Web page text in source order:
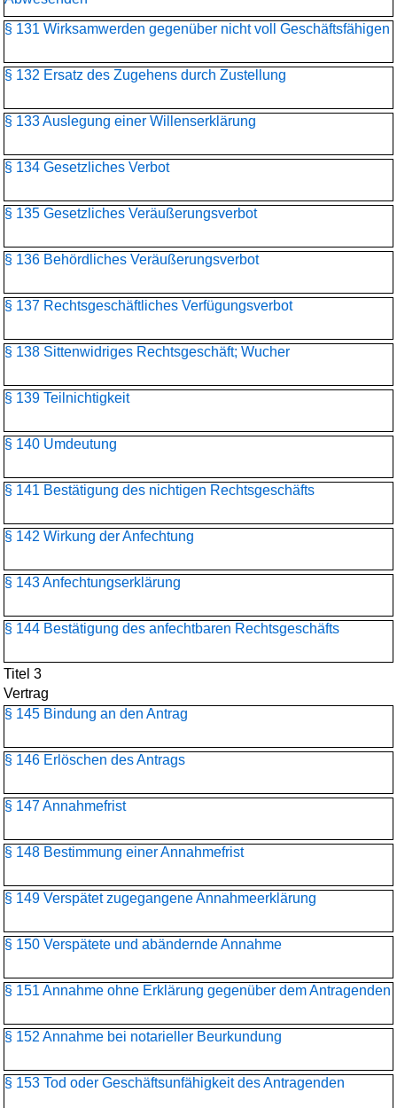
§ 131 Wirksamwerden gegenüber nicht voll Geschäftsfähigen
§ 132 Ersatz des Zugehens durch Zustellung
§ 133 Auslegung einer Willenserklärung
§ 134 Gesetzliches Verbot
§ 135 Gesetzliches Veräußerungsverbot
§ 136 Behördliches Veräußerungsverbot
§ 137 Rechtsgeschäftliches Verfügungsverbot
§ 138 Sittenwidriges Rechtsgeschäft; Wucher
§ 139 Teilnichtigkeit
§ 140 Umdeutung
§ 141 Bestätigung des nichtigen Rechtsgeschäfts
§ 142 Wirkung der Anfechtung
§ 143 Anfechtungserklärung
§ 144 Bestätigung des anfechtbaren Rechtsgeschäfts
Titel 3
Vertrag
§ 145 Bindung an den Antrag
§ 146 Erlöschen des Antrags
§ 147 Annahmefrist
§ 148 Bestimmung einer Annahmefrist
§ 149 Verspätet zugegangene Annahmeerklärung
§ 150 Verspätete und abändernde Annahme
§ 151 Annahme ohne Erklärung gegenüber dem Antragenden
§ 152 Annahme bei notarieller Beurkundung
§ 153 Tod oder Geschäftsunfähigkeit des Antragenden